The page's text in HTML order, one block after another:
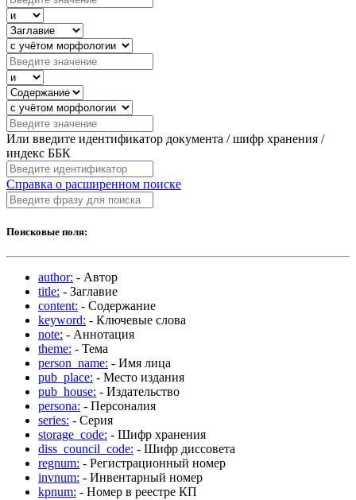
Или введите идентификатор документа / шифр хранения /
индекс ББК
Справка о расширенном поиске
Поисковые поля:
author: - Автор
title: - Заглавие
content: - Содержание
keyword: - Ключевые слова
note: - Аннотация
theme: - Тема
person_name: - Имя лица
pub_place: - Место издания
pub_house: - Издательство
persona: - Персоналия
series: - Серия
storage_code: - Шифр хранения
diss_council_code: - Шифр диссовета
regnum: - Регистрационный номер
invnum: - Инвентарный номер
kpnum: - Номер в реестре КП